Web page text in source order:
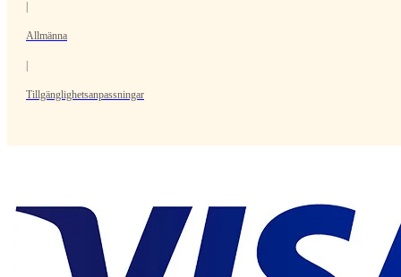
Allmänna
Tillgänglighetsanpassningar